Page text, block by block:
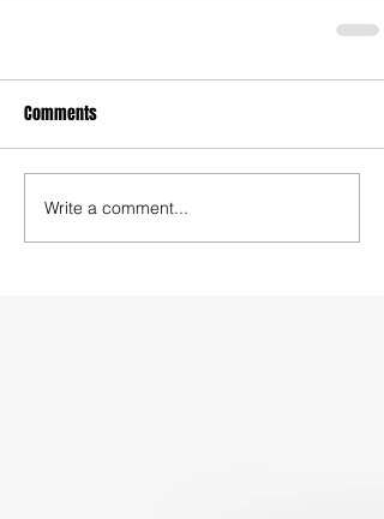
Comments
Write a comment...